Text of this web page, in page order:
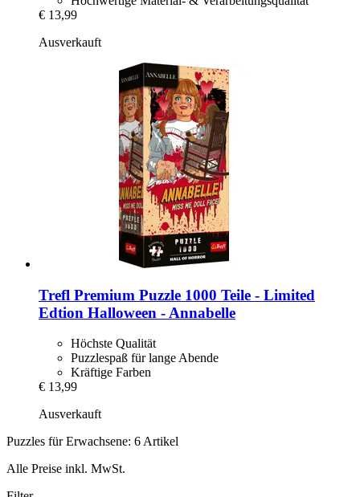
€ 13,99
Ausverkauft
Trefl Premium Puzzle 1000 Teile -​ Limited
Edtion Halloween -​ Annabelle
Höchste Qualität
Puzzlespaß für lange Abende
Kräftige Farben
€ 13,99
Ausverkauft
Puzzles für Erwachsene: 6 Artikel
Alle Preise inkl. MwSt.